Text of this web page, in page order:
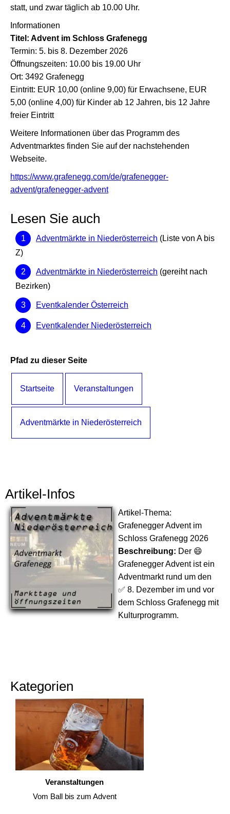
statt, und zwar täglich ab 10.00 Uhr.
Informationen
Titel: Advent im Schloss Grafenegg
Termin: 5. bis 8. Dezember 2026
Öffnungszeiten: 10.00 bis 19.00 Uhr
Ort: 3492 Grafenegg
Eintritt: EUR 10,00 (online 9,00) für Erwachsene, EUR
5,00 (online 4,00) für Kinder ab 12 Jahren, bis 12 Jahre
freier Eintritt
Weitere Informationen über das Programm des
Adventmarktes finden Sie auf der nachstehenden
Webseite.
https://www.grafenegg.com/de/grafenegger-
advent/grafenegger-advent
Lesen Sie auch
Adventmärkte in Niederösterreich (Liste von A bis
Z)
Adventmärkte in Niederösterreich (gereiht nach
Bezirken)
Eventkalender Österreich
Eventkalender Niederösterreich
Pfad zu dieser Seite
Startseite Veranstaltungen
Adventmärkte in Niederösterreich
Artikel-Infos
Artikel-Thema:
Grafenegger Advent im
Schloss Grafenegg 2026
Beschreibung: Der 😄
Grafenegger Advent ist ein
Adventmarkt rund um den
✅ 8. Dezember im und vor
dem Schloss Grafenegg mit
Kulturprogramm.
Kategorien
Veranstaltungen
Vom Ball bis zum Advent